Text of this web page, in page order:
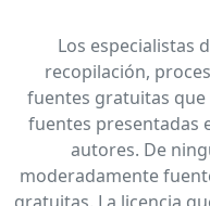
Los especialistas
recopilación,
fuentes gratuitas que
fuentes presentadas
autores. De
moderadamente